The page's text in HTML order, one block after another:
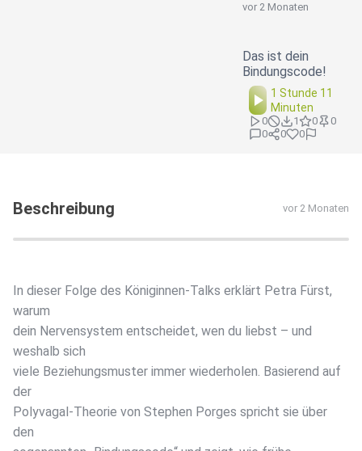
vor 2 Monaten
Das ist dein
Bindungscode!
1 Stunde 11
Minuten
0 1 0
0
0
0 0
Beschreibung vor 2 Monaten
In dieser Folge des Königinnen-Talks erklärt Petra Fürst,
warum
dein Nervensystem entscheidet, wen du liebst – und
weshalb sich
viele Beziehungsmuster immer wiederholen. Basierend auf
der
Polyvagal-Theorie von Stephen Porges spricht sie über
den